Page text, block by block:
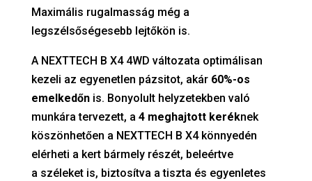
Maximális rugalmasság még a
legszélsőségesebb lejtőkön is.
A NEXTTECH B X4 4WD változata optimálisan
kezeli az egyenetlen pázsitot, akár60%-os
emelkedőnis. Bonyolult helyzetekben való
munkára tervezett, a 4 meghajtott keréknek
köszönhetően a NEXTTECH B X4 könnyedén
elérheti a kert bármely részét, beleértve
a széleket is, biztosítva a tiszta és egyenletes